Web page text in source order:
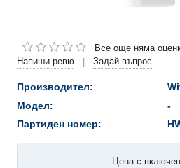
Все още няма
Напиши ревю
| Задай въпрос
Производител:
Модел:
-
Партиден номер:
Цена с